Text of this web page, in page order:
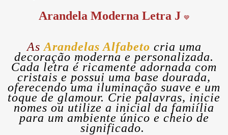
Arandela Moderna Letra J 💙
As Arandelas Alfabeto cria uma
decoração moderna e personalizada.
Cada letra é ricamente adornada com
cristais e possui uma base dourada,
oferecendo uma iluminação suave e um
toque de glamour. Crie palavras, inicie
nomes ou utilize a inicial da famiília
para um ambiente único e cheio de
significado.